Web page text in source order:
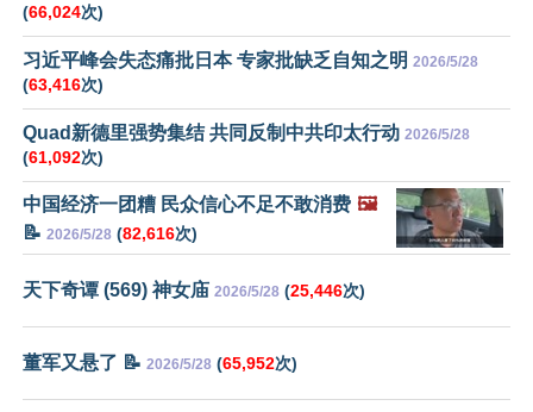
(66,024次)
习近平峰会失态痛批日本 专家批缺乏自知之明 2026/5/28
(63,416次)
Quad新德里强势集结 共同反制中共印太行动 2026/5/28
(61,092次)
中国经济一团糟 民众信心不足不敢消费 🖼️
📝 2026/5/28 (82,616次)
天下奇谭 (569) 神女庙 2026/5/28 (25,446次)
董军又悬了 📝 2026/5/28 (65,952次)